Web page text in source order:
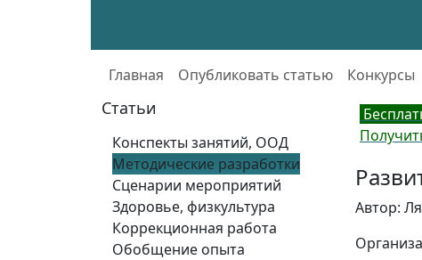
Главная Опубликовать статью Конкурсы
Статьи
Конспекты занятий, ООД
Методические разработки
Сценарии мероприятий
Здоровье, физкультура
Коррекционная работа
Обобщение опыта
Автор: